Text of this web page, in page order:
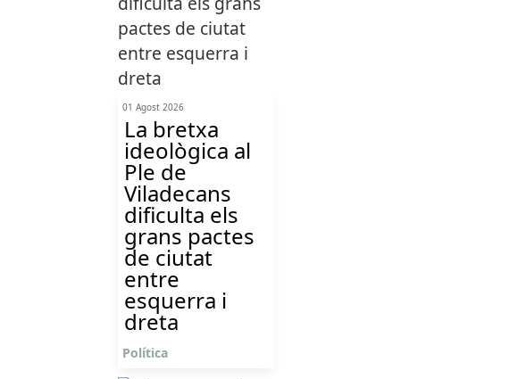
01 Agost 2026
La bretxa
ideològica al
Ple de
Viladecans
dificulta els
grans pactes
de ciutat
entre
esquerra i
dreta
Política